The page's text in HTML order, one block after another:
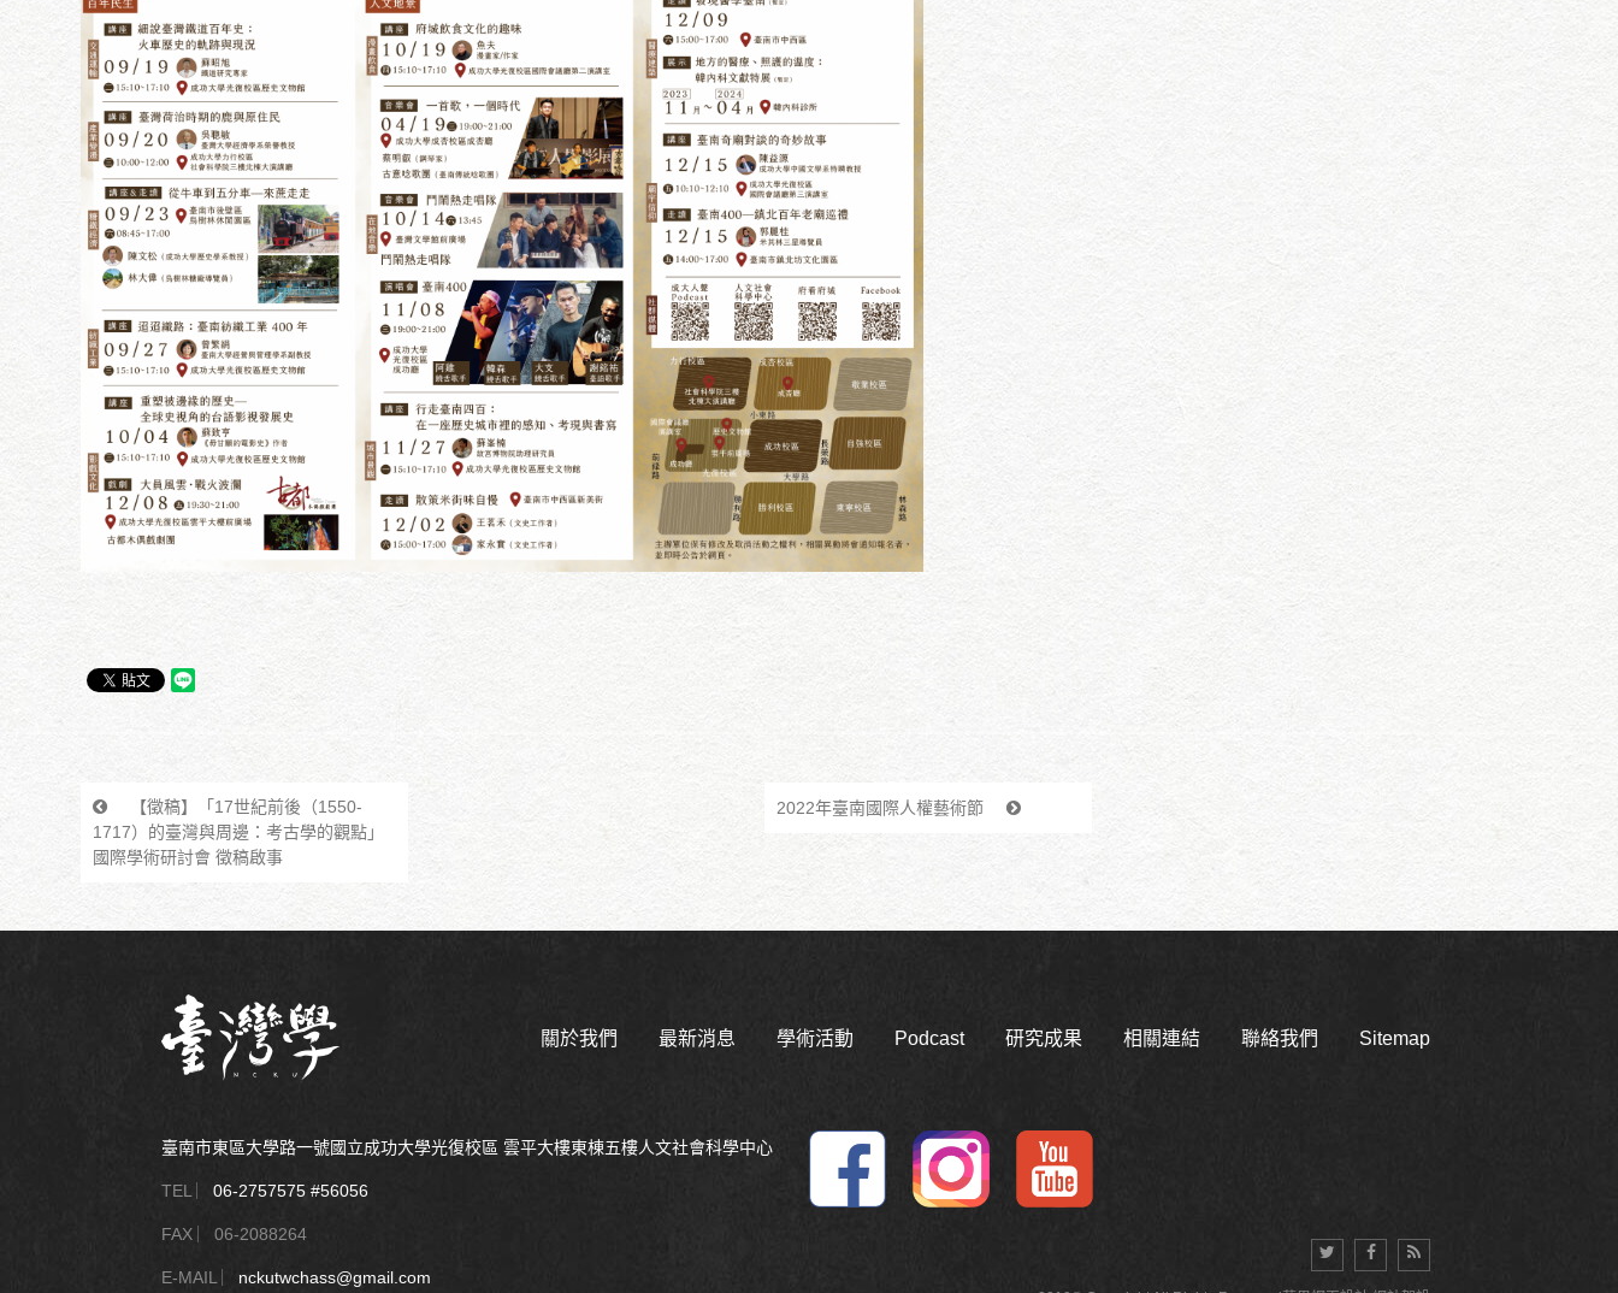
【徵稿】「17世紀前後（1550-
1717）的臺灣與周邊：考古學的觀點」
國際學術研討會 徵稿啟事
2022年臺南國際人權藝術節
關於我們 最新消息 學術活動 Podcast 研究成果 相關連結 聯絡我們 Sitemap
臺南市東區大學路一號國立成功大學光復校區 雲平大樓東棟五樓人文社會科學中心
TEL ︳06-2757575 #56056
FAX ︳06-2088264
E-MAIL ︳ nckutwchass@gmail.com